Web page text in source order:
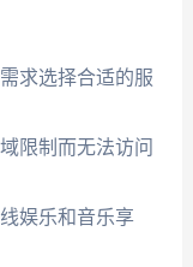
求选择合适的服
限制而无法访问
娱乐和音乐享